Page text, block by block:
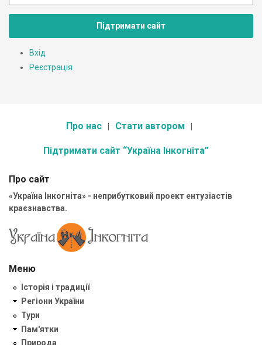
Підтримати сайт
Вхід
Реєстрація
Про нас Стати автором
Підтримати сайт “Україна Інкогніта”
Про сайт
«Україна Інкогніта» - неприбутковий проект ентузіастів
краєзнавства.
Меню
Історія і традиції
Регіони України
Тури
Пам'ятки
Природа